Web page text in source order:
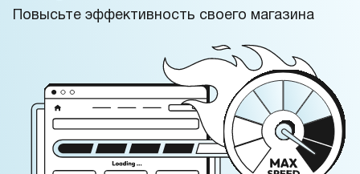
Повысьте эффективность своего магазина